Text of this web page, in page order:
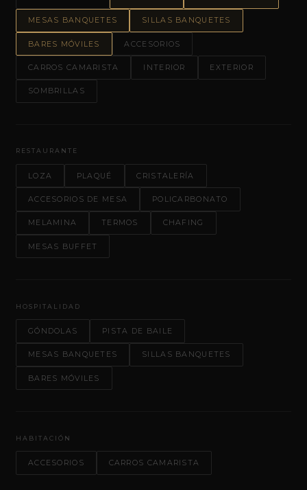
MESAS BANQUETES SILLAS BANQUETES
BARES MÓVILES ACCESORIOS
CARROS CAMARISTA INTERIOR EXTERIOR
SOMBRILLAS
RESTAURANTE
LOZA PLAQUÉ CRISTALERÍA
ACCESORIOS DE MESA POLICARBONATO
MELAMINA TERMOS CHAFING
MESAS BUFFET
HOSPITALIDAD
GÓNDOLAS PISTA DE BAILE
MESAS BANQUETES SILLAS BANQUETES
BARES MÓVILES
HABITACIÓN
ACCESORIOS CARROS CAMARISTA